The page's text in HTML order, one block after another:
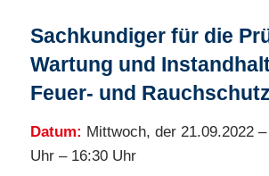
Sachkundiger für die
Wartung und
Feuer- und
Datum: Mittwoch, der 21.09.2022
Uhr – 16:30 Uhr